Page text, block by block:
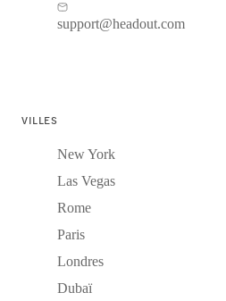
support@headout.com
VILLES
New York
Las Vegas
Rome
Paris
Londres
Dubaï